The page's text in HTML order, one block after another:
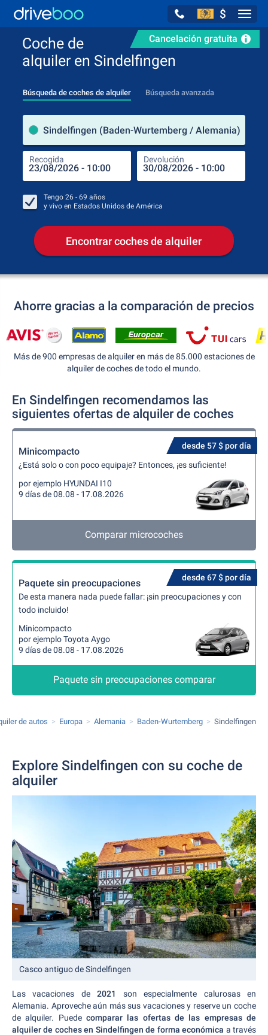
$
Cancelación gratuita
Coche de
alquiler en Sindelfingen
Búsqueda de coches de alquiler Búsqueda avanzada
Sindelfingen (Baden-Wurtemberg / Alemania)
Recogida Devolución
Tengo 26 - 69 años
y vivo en Estados Unidos de América
Encontrar coches de alquiler
Ahorre gracias a la comparación de precios
Más de 900 empresas de alquiler en más de 85.000 estaciones de
alquiler de coches de todo el mundo.
En Sindelfingen recomendamos las
siguientes ofertas de alquiler de coches
desde 57 $ por día
Minicompacto
¿Está solo o con poco equipaje? Entonces, ¡es suficiente!
por ejemplo HYUNDAI I10
9 días de 08.08 - 17.08.2026
Comparar microcoches
desde 67 $ por día
Paquete sin preocupaciones
De esta manera nada puede fallar: ¡sin preocupaciones y con
todo incluido!
Minicompacto
por ejemplo Toyota Aygo
9 días de 08.08 - 17.08.2026
Paquete sin preocupaciones comparar
de autos Europa Alemania Baden-Wurtemberg Sindelfingen
Explore Sindelfingen con su coche de
alquiler
Casco antiguo de Sindelfingen
Las vacaciones de2021
son especialmente calurosas en
Alemania. Aproveche aún más sus vacaciones y reserve un coche
de alquiler. Puede comparar las ofertas de las empresas de
alquiler de coches en Sindelfingen de forma económica a través